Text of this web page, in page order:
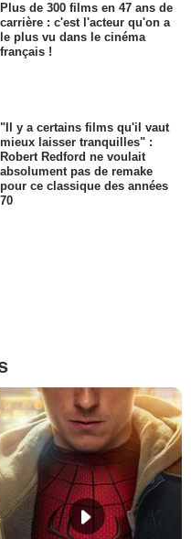
Plus de 300 films en 47 ans de
carrière : c'est l'acteur qu'on a
le plus vu dans le cinéma
français !
"Il y a certains films qu'il vaut
mieux laisser tranquilles" :
Robert Redford ne voulait
absolument pas de remake
pour ce classique des années
70